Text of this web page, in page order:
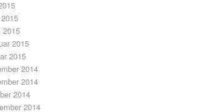
2015
2015
2015
2014
2014
2014
2014